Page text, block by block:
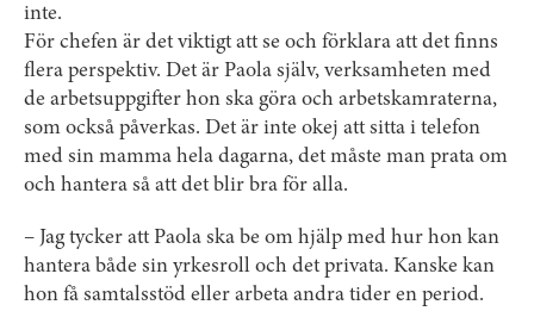
inte.
För chefen är det viktigt att se och förklara att det finns
flera perspektiv. Det är Paola själv, verksamheten med
de arbetsuppgifter hon ska göra och arbetskamraterna,
som också påverkas. Det är inte okej att sitta i telefon
med sin mamma hela dagarna, det måste man prata om
och hantera så att det blir bra för alla.
– Jag tycker att Paola ska be om hjälp med hur hon kan
hantera både sin yrkesroll och det privata. Kanske kan
hon få samtalsstöd eller arbeta andra tider en period.